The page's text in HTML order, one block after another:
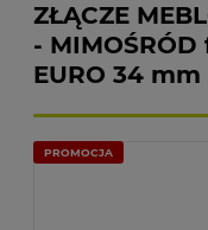
ZŁĄCZE
- MIMOŚRÓD
EURO 34
PROMOCJA